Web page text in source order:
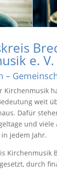
e. V.
–
Kirchenmusik
weit
Dafür
und viele
jedem Jahr.
Kirchenmusik
durch